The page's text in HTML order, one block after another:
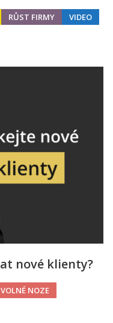
RŮST FIRMY VIDEO
nové klienty?
NOZE